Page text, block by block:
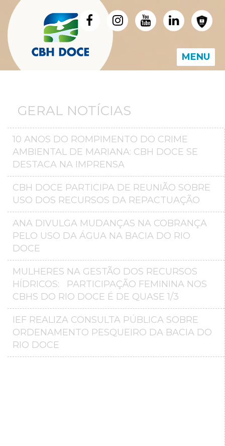
MENU
GERAL NOTÍCIAS
10 ANOS DO ROMPIMENTO DO CRIME
AMBIENTAL DE MARIANA: CBH DOCE SE
DESTACA NA IMPRENSA
CBH DOCE PARTICIPA DE REUNIÃO SOBRE
USO DOS RECURSOS DA REPACTUAÇÃO
ANA DIVULGA MUDANÇAS NA COBRANÇA
PELO USO DA ÁGUA NA BACIA DO RIO
DOCE
MULHERES NA GESTÃO DOS RECURSOS
HÍDRICOS: PARTICIPAÇÃO FEMININA NOS
CBHS DO RIO DOCE É DE QUASE 1/3
IEF REALIZA CONSULTA PÚBLICA SOBRE
ORDENAMENTO PESQUEIRO DA BACIA DO
RIO DOCE